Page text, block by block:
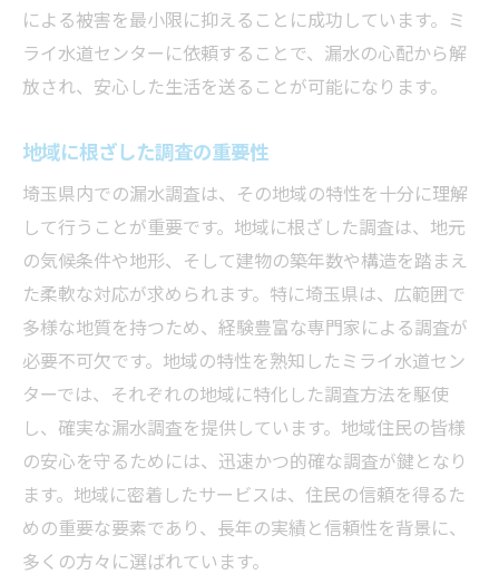
迅速な対応と柔軟な対応力
安心のアフターサービス
過去の調査事例を通じた漏水調査の実践
様々な状況での問題解決の実例
調査結果を活用した改善策
地域住民との信頼関係の構築
過去のデータから見る傾向分析
事例に基づく予防策の提案
専門家による徹底的な漏水確認の必要性
プロフェッショナルの視点から見る漏水対
策
長年の経験が活きる調査技術
専門家による詳細な診断の重要性
徹底した検査で安心を提供
による被害を最小限に抑えることに成功しています。ミ
ライ水道センターに依頼することで、漏水の心配から解
放され、安心した生活を送ることが可能になります。
地域に根ざした調査の重要性
埼玉県内での漏水調査は、その地域の特性を十分に理解
して行うことが重要です。地域に根ざした調査は、地元
の気候条件や地形、そして建物の築年数や構造を踏まえ
た柔軟な対応が求められます。特に埼玉県は、広範囲で
多様な地質を持つため、経験豊富な専門家による調査が
必要不可欠です。地域の特性を熟知したミライ水道セン
ターでは、それぞれの地域に特化した調査方法を駆使
し、確実な漏水調査を提供しています。地域住民の皆様
の安心を守るためには、迅速かつ的確な調査が鍵となり
ます。地域に密着したサービスは、住民の信頼を得るた
めの重要な要素であり、長年の実績と信頼性を背景に、
多くの方々に選ばれています。